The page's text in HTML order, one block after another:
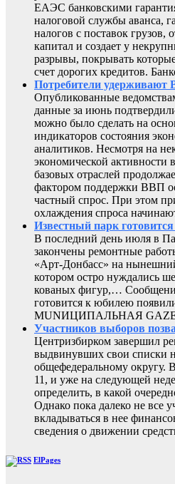
ЕАЭС банковскими
налоговой службы аванса,
налогов с поставок грузов,
капитал и создает у
разрывы, покрывать
счет дорогих кредитов.
Потребители удерживают
Опубликованные
данные за июнь
можно было сделать на
индикаторов состояния
аналитиков. Несмотря на
экономической активности
базовых отраслей
фактором поддержки ВВП
частный спрос. При этом
охлаждения спроса
Известный парк
В последний день июля в
закончены ремонтные
«Арт-Донбасс» на
котором остро нуждались
кованых фигур,…
готовится к юбилею
MUNИЦИПАЛЬНАЯ
Участников выборов
Центризбирком завершил
выдвинувших свои списки
общефедеральному округу.
11, и уже на следующей
определить, в какой
Однако пока далеко не все
вкладываться в нее
сведения о движении
ElPages